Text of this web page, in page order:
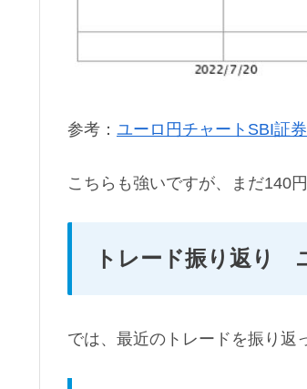
参考： ユーロ円チャートSBI証券
こちらも強いですが、まだ140
トレード振り返り
では、最近のトレードを振り返